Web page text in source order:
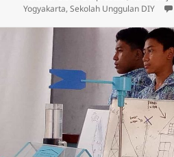
Yogyakarta,Sekolah Unggulan DIY